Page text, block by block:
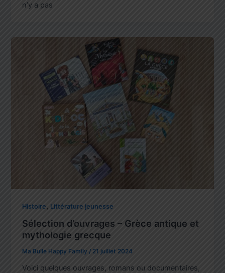
n’y a pas
Histoire, Littérature jeunesse
Sélection d’ouvrages – Grèce antique et
mythologie grecque
Ma Bulle Happy Family/21 juillet 2024
Voici quelques ouvrages, romans ou documentaires,